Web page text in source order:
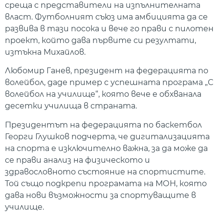
среща с представители на изпълнителната
власт. Футболният съюз има амбицията да се
развива в тази посока и вече го прави с пилотен
проект, който дава първите си резултати,
изтъкна Михайлов.
Любомир Ганев, президент на федерацията по
волейбол, даде пример с успешната програма „С
волейбол на училище“, която вече е обхванала
десетки училища в страната.
Президентът на федерацията по баскетбол
Георги Глушков подчерта, че дигитализацията
на спорта е изключително важна, за да може да
се прави анализ на физическото и
здравословното състояние на спортистите.
Той също подкрепи програмата на МОН, която
дава нови възможности за спортуващите в
училище.